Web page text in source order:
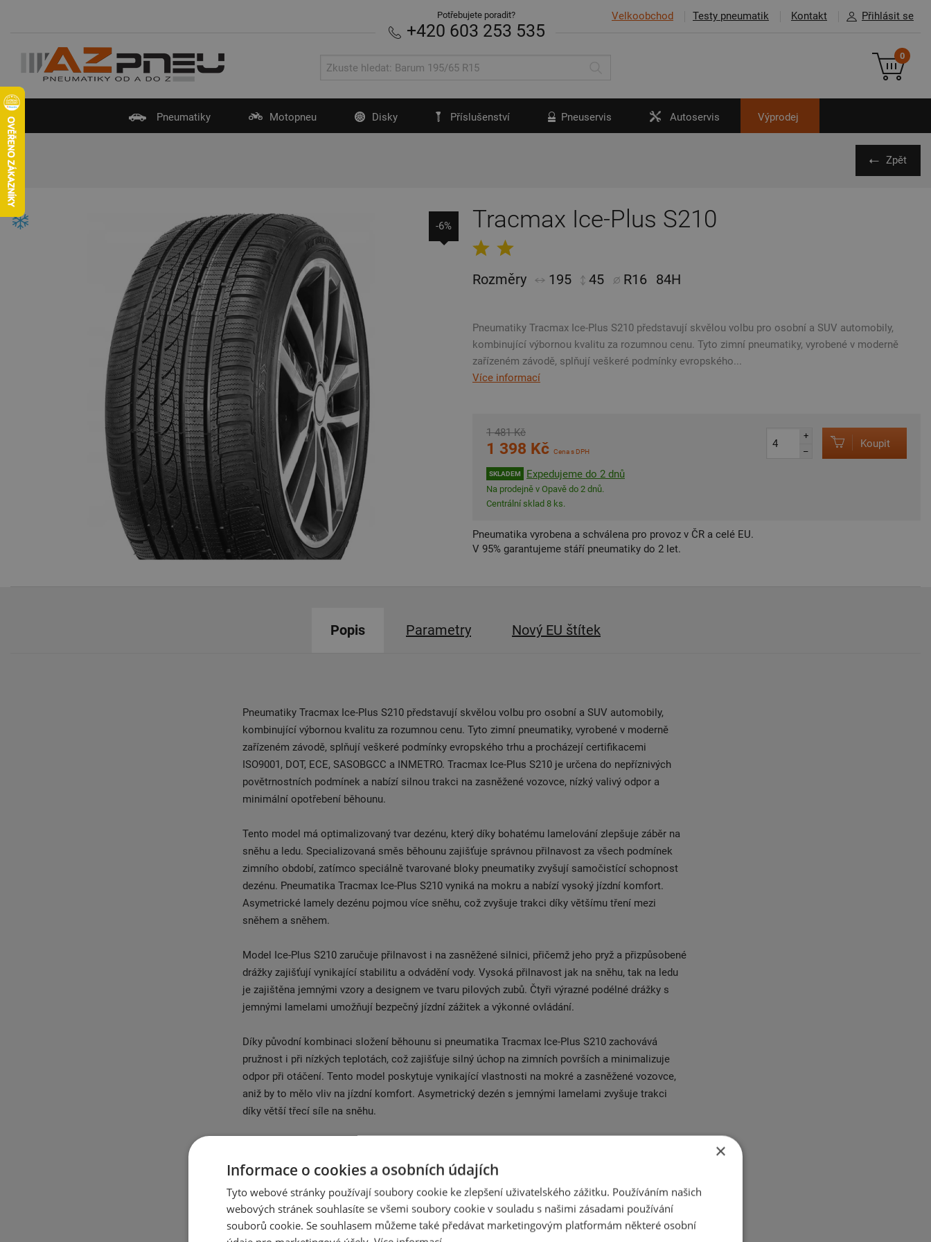
Velkoobchod Testy pneumatik Kontakt Přihlásit se
Potřebujete poradit?
+420 603 253 535
0
Pneumatiky Motopneu Disky Příslušenství Pneuservis Autoservis Výprodej
Zpět
Tracmax Ice-Plus S210
Rozměry 195 45 R16 84H
Pneumatiky Tracmax Ice-Plus S210 představují skvělou volbu pro osobní a SUV automobily,
kombinující výbornou kvalitu za rozumnou cenu. Tyto zimní pneumatiky, vyrobené v moderně
zařízeném závodě, splňují veškeré podmínky evropského...
Více informací
1 481 Kč
1 398 Kč Cena s DPH
SKLADEM Expedujeme do 2 dnů
Na prodejně v Opavě do 2 dnů.
Centrální sklad 8 ks.
+
–
Koupit
Pneumatika vyrobena a schválena pro provoz v ČR a celé EU.
V 95% garantujeme stáří pneumatiky do 2 let.
-6%
Popis Parametry Nový EU štítek
Pneumatiky Tracmax Ice-Plus S210 představují skvělou volbu pro osobní a SUV automobily,
kombinující výbornou kvalitu za rozumnou cenu. Tyto zimní pneumatiky, vyrobené v moderně
zařízeném závodě, splňují veškeré podmínky evropského trhu a procházejí certifikacemi
ISO9001, DOT, ECE, SASOBGCC a INMETRO. Tracmax Ice-Plus S210 je určena do nepříznivých
povětrnostních podmínek a nabízí silnou trakci na zasněžené vozovce, nízký valivý odpor a
minimální opotřebení běhounu.
Tento model má optimalizovaný tvar dezénu, který díky bohatému lamelování zlepšuje záběr na
sněhu a ledu. Specializovaná směs běhounu zajišťuje správnou přilnavost za všech podmínek
zimního období, zatímco speciálně tvarované bloky pneumatiky zvyšují samočistící schopnost
dezénu. Pneumatika Tracmax Ice-Plus S210 vyniká na mokru a nabízí vysoký jízdní komfort.
Asymetrické lamely dezénu pojmou více sněhu, což zvyšuje trakci díky většímu tření mezi
sněhem a sněhem.
Model Ice-Plus S210 zaručuje přilnavost i na zasněžené silnici, přičemž jeho pryž a přizpůsobené
drážky zajišťují vynikající stabilitu a odvádění vody. Vysoká přilnavost jak na sněhu, tak na ledu
je zajištěna jemnými vzory a designem ve tvaru pilových zubů. Čtyři výrazné podélné drážky s
jemnými lamelami umožňují bezpečný jízdní zážitek a výkonné ovládání.
Díky původní kombinaci složení běhounu si pneumatika Tracmax Ice-Plus S210 zachovává
pružnost i při nízkých teplotách, což zajišťuje silný úchop na zimních površích a minimalizuje
odpor při otáčení. Tento model poskytuje vynikající vlastnosti na mokré a zasněžené vozovce,
aniž by to mělo vliv na jízdní komfort. Asymetrický dezén s jemnými lamelami zvyšuje trakci
díky větší třecí síle na sněhu.
Vroubkovaný dezén s jemnými lamelami zajišťuje větší přilnavost na sněhu a ledu. Speciální
směs běhounu zůstává pružná i při nižších teplotách, což zajišťuje přilnavost v zimním počasí na
vozovce. Pneumatika Tracmax Ice-Plus S210 disponuje označením M+S a 3PMSF, což dokládá
její vysokou kvalitu a spolehlivost v zimních podmínkách.
×
Informace o cookies a osobních údajích
Tyto webové stránky používají soubory cookie ke zlepšení uživatelského zážitku. Používáním našich
webových stránek souhlasíte se všemi soubory cookie v souladu s našimi zásadami používání
souborů cookie. Se souhlasem můžeme také předávat marketingovým platformám některé osobní